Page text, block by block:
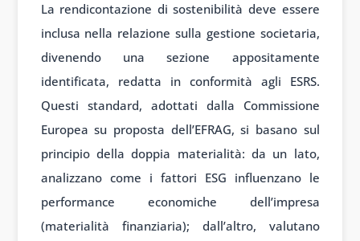
La rendicontazione di sostenibilità deve essere
inclusa nella relazione sulla gestione societaria,
divenendo una sezione appositamente
identificata, redatta in conformità agli ESRS.
Questi standard, adottati dalla Commissione
Europea su proposta dell’EFRAG, si basano sul
principio della doppia materialità: da un lato,
analizzano come i fattori ESG influenzano le
performance economiche dell’impresa
(materialità finanziaria); dall’altro, valutano